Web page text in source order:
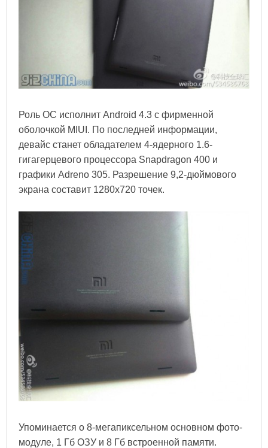
Роль ОС исполнит Android 4.3 с фирменной
оболочкой MIUI. По последней информации,
девайс станет обладателем 4-ядерного 1.6-
гигагерцевого процессора Snapdragon 400 и
графики Adreno 305. Разрешение 9,2-дюймового
экрана составит 1280х720 точек.
Упоминается о 8-мегапиксельном основном фото-
модуле, 1 Гб ОЗУ и 8 Гб встроенной памяти.